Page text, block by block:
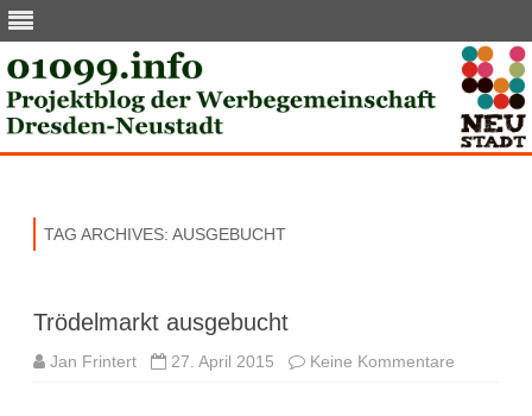
TAG ARCHIVES: AUSGEBUCHT
Trödelmarkt ausgebucht
Jan Frintert 27. April 2015 Keine Kommentare